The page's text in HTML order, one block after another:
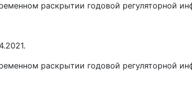
раскрытии годовой регуляторной
раскрытии годовой регуляторной